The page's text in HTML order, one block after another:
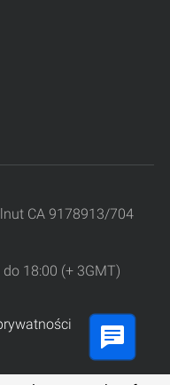
CA 9178913/704
18:00 (+ 3GMT)